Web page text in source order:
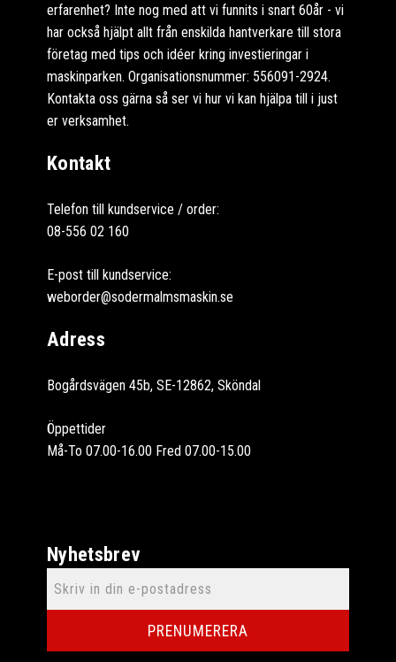
erfarenhet? Inte nog med att vi funnits i snart 60år - vi
har också hjälpt allt från enskilda hantverkare till stora
företag med tips och idéer kring investieringar i
maskinparken. Organisationsnummer: 556091-2924.
Kontakta oss gärna så ser vi hur vi kan hjälpa till i just
er verksamhet.
Kontakt
Telefon till kundservice / order:
08-556 02 160
E-post till kundservice:
weborder@sodermalmsmaskin.se
Adress
Bogårdsvägen 45b, SE-12862, Sköndal
Öppettider
Må-To 07.00-16.00 Fred 07.00-15.00
Nyhetsbrev
PRENUMERERA